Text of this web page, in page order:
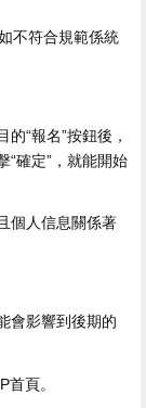
不符合規範係統
“報名”按鈕後，
“確定”，就能開始
個人信息關係著
會影響到後期的
頁。